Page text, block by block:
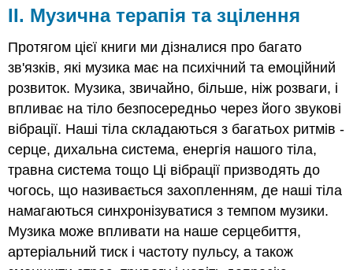
з
астма,
діабет,
епілепсія)
Студенти
з
потенціалом
вищої
Музика
та
аутизм
Успіх
з
II. Музична терапія та зцілення
Протягом цієї книги ми дізналися про багато
зв'язків, які музика має на психічний та емоційний
розвиток. Музика, звичайно, більше, ніж розваги, і
впливає на тіло безпосередньо через його звукові
вібрації. Наші тіла складаються з багатьох ритмів -
серце, дихальна система, енергія нашого тіла,
травна система тощо Ці вібрації призводять до
чогось, що називається захопленням, де наші тіла
намагаються синхронізуватися з темпом музики.
Музика може впливати на наше серцебиття,
артеріальний тиск і частоту пульсу, а також